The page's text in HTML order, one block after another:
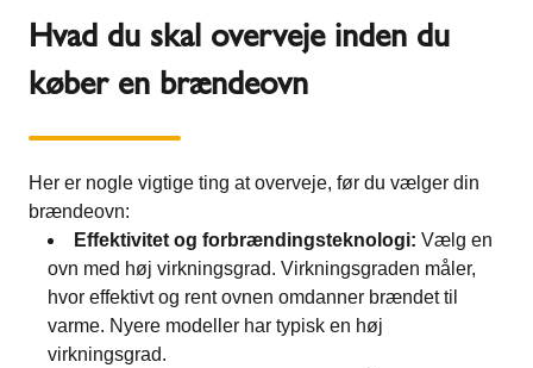
Hvad du skal overveje inden du
køber en brændeovn
Her er nogle vigtige ting at overveje, før du vælger din
brændeovn:
Effektivitet og forbrændingsteknologi: Vælg en
ovn med høj virkningsgrad. Virkningsgraden måler,
hvor effektivt og rent ovnen omdanner brændet til
varme. Nyere modeller har typisk en høj
virkningsgrad.